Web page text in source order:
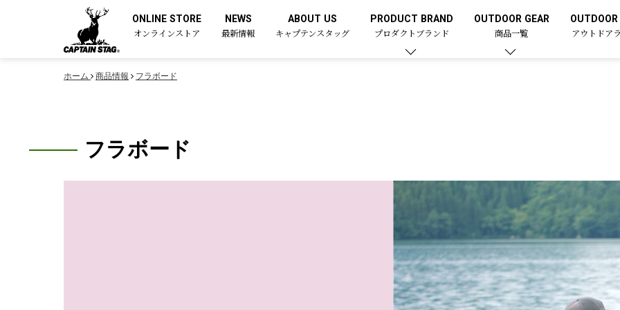
ONLINE STORE
オンラインストア
NEWS
最新情報
ABOUT US
キャプテンスタッグ
PRODUCT BRAND
プロダクトブランド
OUTDOOR GEAR
商品一覧
OUTDOOR
アウトドア
ホーム 商品情報 フラボード
フラボード